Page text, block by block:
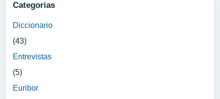
Categorias
Diccionario
(43)
Entrevistas
(5)
Euribor